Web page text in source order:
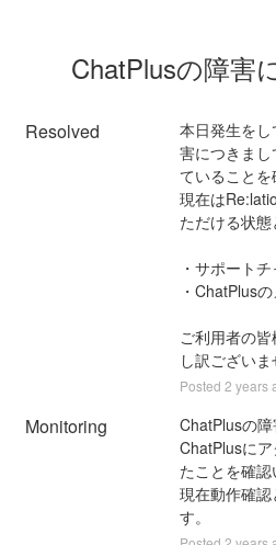
ChatPlusの障害
Resolved
本日発生を
害につきま
ていることを
現在は
ただける状態
・サポート
・ChatPlus
ご利用者の
し訳ございま
Posted 2 years
Monitoring
ChatPlusの
ChatPlusに
たことを確認
現在動作確
す。